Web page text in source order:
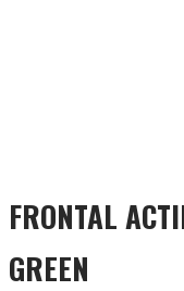
FRONTAL
GREEN